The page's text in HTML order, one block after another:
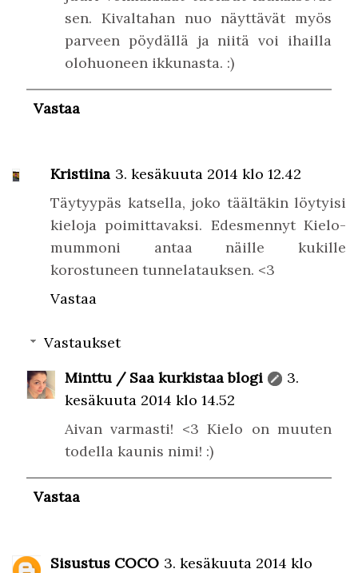
sen. Kivaltahan nuo näyttävät myös
parveen pöydällä ja niitä voi ihailla
olohuoneen ikkunasta. :)
Vastaa
Kristiina 3. kesäkuuta 2014 klo 12.42
Täytyypäs katsella, joko täältäkin löytyisi
kieloja poimittavaksi. Edesmennyt Kielo-
mummoni antaa näille kukille
korostuneen tunnelatauksen. <3
Vastaa
Vastaukset
Minttu / Saa kurkistaa blogi
3.
kesäkuuta 2014 klo 14.52
Aivan varmasti! <3 Kielo on muuten
todella kaunis nimi! :)
Vastaa
Sisustus COCO 3. kesäkuuta 2014 klo